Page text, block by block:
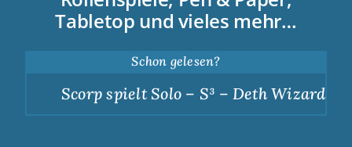
Tabletop und vieles mehr…
Schon gelesen?
Scorp spielt Solo – S³ – Deth Wizards –